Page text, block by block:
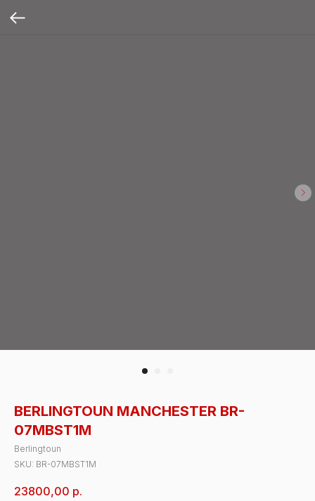
BERLINGTOUN MANCHESTER BR-
07MBST1M
Berlingtoun
SKU: BR-07MBST1M
23800,00 р.